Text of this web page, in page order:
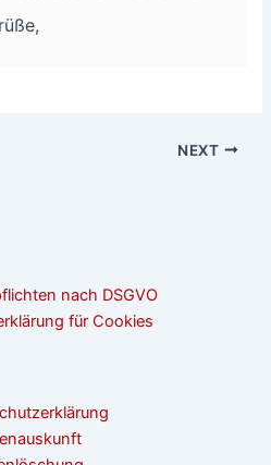
NEXT
nach DSGVO
für Cookies